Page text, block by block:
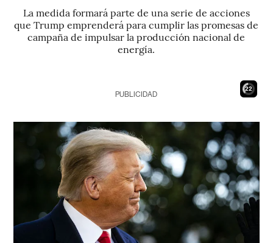
La medida formará parte de una serie de acciones
que Trump emprenderá para cumplir las promesas de
campaña de impulsar la producción nacional de
energía.
21
PUBLICIDAD